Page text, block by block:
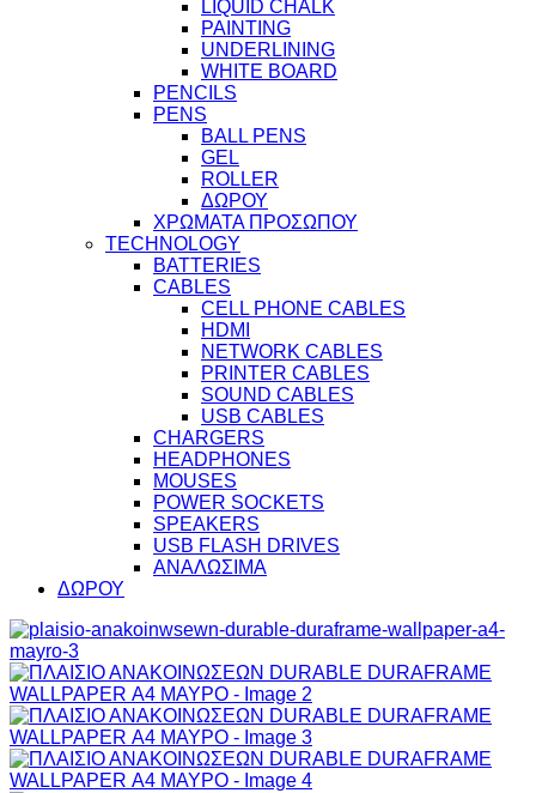
LIQUID CHALK
PAINTING
UNDERLINING
WHITE BOARD
PENCILS
PENS
BALL PENS
GEL
ROLLER
ΔΩΡΟΥ
ΧΡΩΜΑΤΑ ΠΡΟΣΩΠΟΥ
TECHNOLOGY
BATTERIES
CABLES
CELL PHONE CABLES
HDMI
NETWORK CABLES
PRINTER CABLES
SOUND CABLES
USB CABLES
CHARGERS
HEADPHONES
MOUSES
POWER SOCKETS
SPEAKERS
USB FLASH DRIVES
ΑΝΑΛΩΣΙΜΑ
ΔΩΡΟΥ